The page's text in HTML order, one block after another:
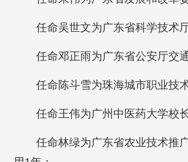
任命吴世文为广东省科学技术
任命邓正雨为广东省公安厅交
任命陈斗雪为珠海城市职业技
任命王伟为广州中医药大学校
任命林绿为广东省农业技术推